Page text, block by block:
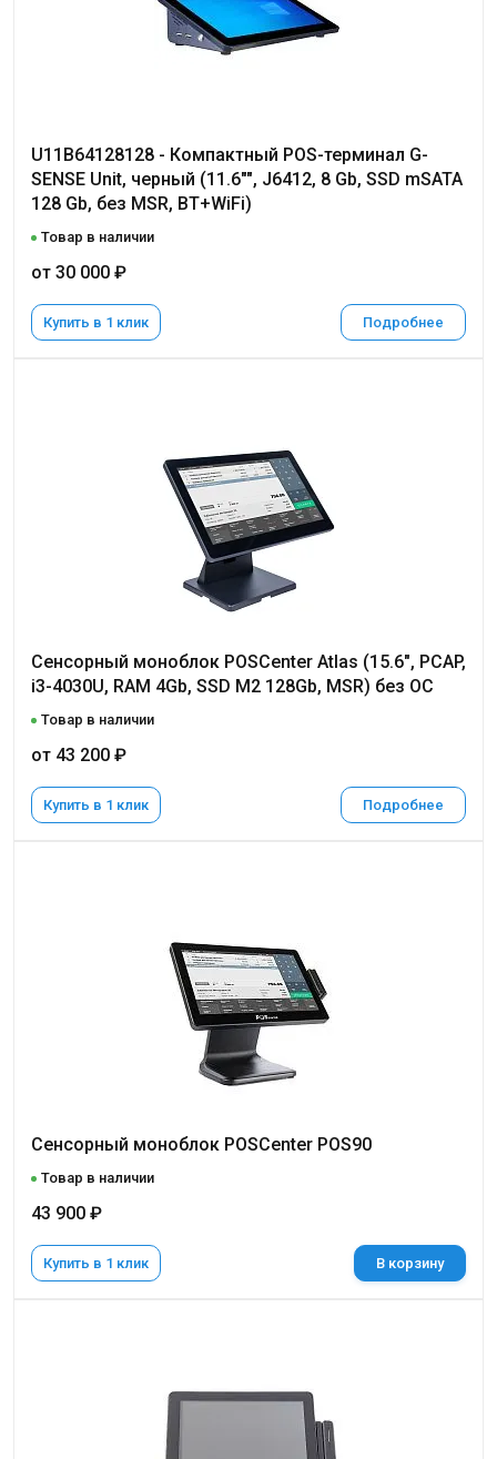
U11B64128128 - Компактный POS-терминал G-
SENSE Unit, черный (11.6"", J6412, 8 Gb, SSD mSATA
128 Gb, без MSR, BT+WiFi)
Товар в наличии
от 30 000 ₽
Купить в 1 клик Подробнее
Сенсорный моноблок POSCenter Atlas (15.6", PCAP,
i3-4030U, RAM 4Gb, SSD M2 128Gb, MSR) без ОС
Товар в наличии
от 43 200 ₽
Купить в 1 клик Подробнее
Сенсорный моноблок POSCenter POS90
Товар в наличии
43 900 ₽
Купить в 1 клик В корзину